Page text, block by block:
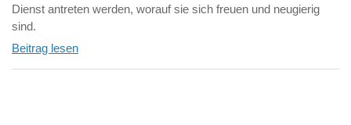
Dienst antreten werden, worauf sie sich freuen und neugierig
sind.
Beitrag lesen